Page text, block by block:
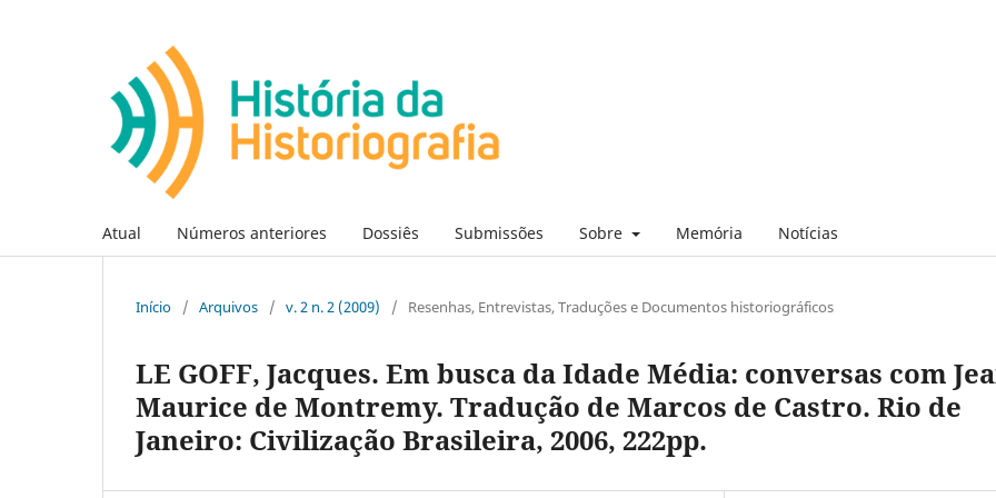
Atual Números anteriores Dossiês Submissões Sobre Memória Notícias
Início / Arquivos / v. 2 n. 2 (2009) / Resenhas, Entrevistas, Traduções e Documentos historiográficos
LE GOFF, Jacques. Em busca da Idade Média: conversas com
Maurice de Montremy. Tradução de Marcos de Castro. Rio de
Janeiro: Civilização Brasileira, 2006, 222pp.